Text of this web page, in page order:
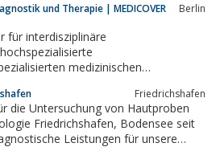
und Therapie | MEDICOVER
Berlin
für interdisziplinäre
medizinischen
Friedrichshafen
die Untersuchung von Hautproben
Bodensee seit
Leistungen für unsere